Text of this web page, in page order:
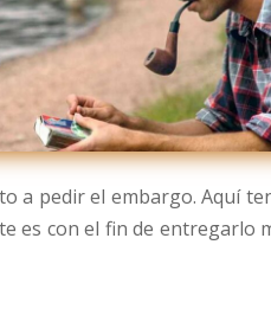
a pedir el embargo. Aquí
es con el fin de entregarlo